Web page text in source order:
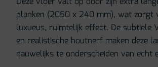
planken (2050 x 240 mm), wat zorgt
luxueus, ruimtelijk effect. De subtiele
en realistische houtnerf maken deze
nauwelijks te onderscheiden van echt